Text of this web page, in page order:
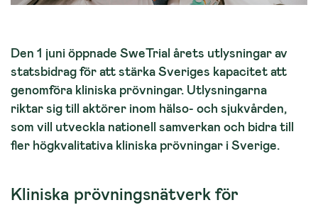
Den 1 juni öppnade SweTrial årets utlysningar av
statsbidrag för att stärka Sveriges kapacitet att
genomföra kliniska prövningar. Utlysningarna
riktar sig till aktörer inom hälso- och sjukvården,
som vill utveckla nationell samverkan och bidra till
fler högkvalitativa kliniska prövningar i Sverige.
Kliniska prövningsnätverk för